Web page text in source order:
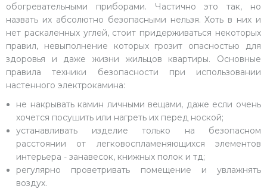
обогревательными приборами. Частично это так, но
назвать их абсолютно безопасными нельзя. Хоть в них и
нет раскаленных углей, стоит придерживаться некоторых
правил, невыполнение которых грозит опасностью для
здоровья и даже жизни жильцов квартиры. Основные
правила техники безопасности при использовании
настенного электрокамина:
не накрывать камин личными вещами, даже если очень
хочется посушить или нагреть их перед ноской;
устанавливать изделие только на безопасном
расстоянии от легковоспламеняющихся элементов
интерьера - занавесок, книжных полок и тд;
регулярно проветривать помещение и увлажнять
воздух.